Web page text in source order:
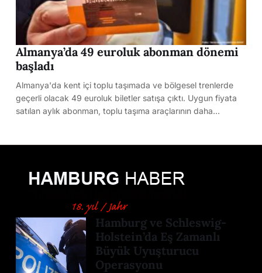
Almanya’da 49 euroluk abonman dönemi
başladı
Almanya'da kent içi toplu taşımada ve bölgesel trenlerde
geçerli olacak 49 euroluk biletler satışa çıktı. Uygun fiyata
satılan aylık abonman, toplu taşıma araçlarının daha…
Hamburg ve Schleswig-
Holstein’da Eş Zamanlı
Büyük Uyuşturucu
Operasyonu